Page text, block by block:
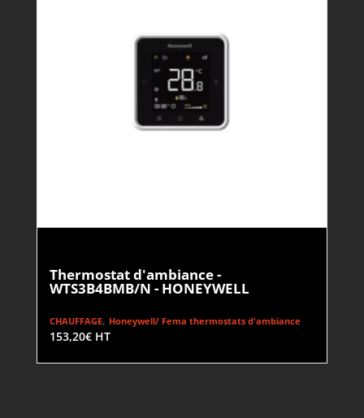
Thermostat d'ambiance -
WTS3B4BMB/N - HONEYWELL
CHAUFFAGE, Honeywell/ Fema thermostats d'ambiance
153,20€ HT